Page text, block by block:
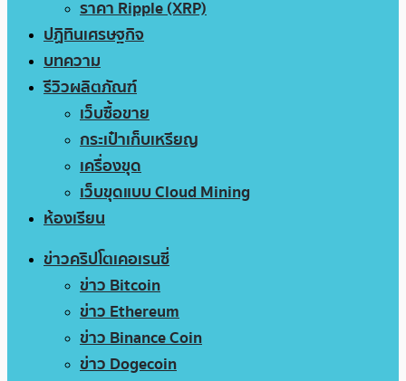
ราคา Ripple (XRP)
ปฏิทินเศรษฐกิจ
บทความ
รีวิวผลิตภัณฑ์
เว็บซื้อขาย
กระเป๋าเก็บเหรียญ
เครื่องขุด
เว็บขุดแบบ Cloud Mining
ห้องเรียน
ข่าวคริปโตเคอเรนซี่
ข่าว Bitcoin
ข่าว Ethereum
ข่าว Binance Coin
ข่าว Dogecoin